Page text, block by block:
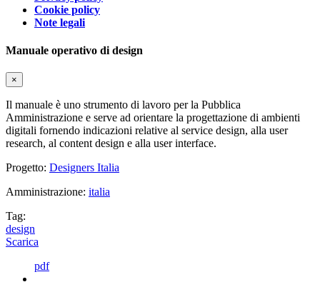
Cookie policy
Note legali
Manuale operativo di design
×
Il manuale è uno strumento di lavoro per la Pubblica
Amministrazione e serve ad orientare la progettazione di ambienti
digitali fornendo indicazioni relative al service design, alla user
research, al content design e alla user interface.
Progetto: Designers Italia
Amministrazione: italia
Tag:
design
Scarica
pdf